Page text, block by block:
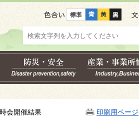
色合い
印刷用ページ
会開催結果